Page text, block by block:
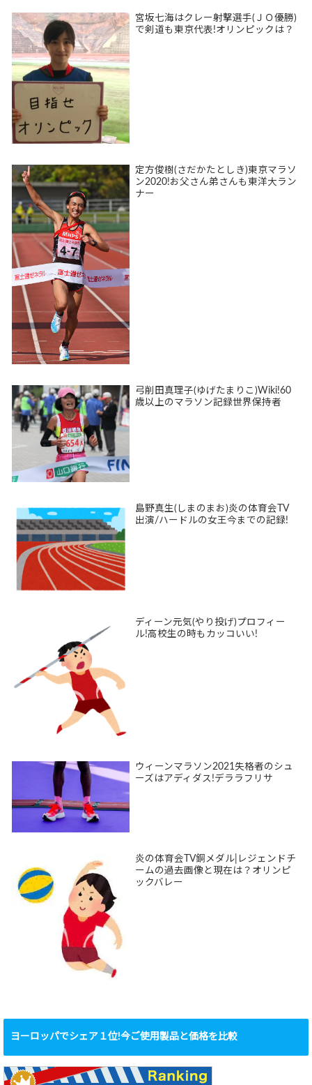
宮坂七海はクレー射撃選手(ＪＯ優勝)
で剣道も東京代表!オリンピックは？
定方俊樹(さだかたとしき)東京マラソ
ン2020!お父さん弟さんも東洋大ラン
ナー
弓削田真理子(ゆげたまりこ)Wiki!60
歳以上のマラソン記録世界保持者
島野真生(しまのまお)炎の体育会TV
出演/ハードルの女王今までの記録!
ディーン元気(やり投げ)プロフィー
ル!高校生の時もカッコいい!
ウィーンマラソン2021失格者のシュ
ーズはアディダス!デララフリサ
炎の体育会TV銅メダル|レジェンドチ
ームの過去画像と現在は？オリンピ
ックバレー
ヨーロッパでシェア１位!今ご使用製品と価格を比較